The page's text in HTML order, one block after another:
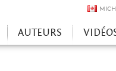
AUTEURS